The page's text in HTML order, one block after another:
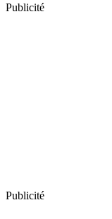
Publicité
Publicité